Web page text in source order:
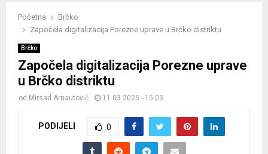
Početna
Brčko
Započela digitalizacija Porezne uprave u Brčko distriktu
Brčko
Započela digitalizacija Porezne uprave
u Brčko distriktu
od Mirsad Arnautović 11.03.2025 - 15:03
PODIJELI 0